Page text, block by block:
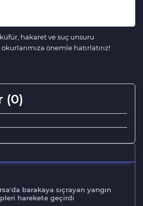
hakaret ve suç unsuru
önemle hatırlatırız!
(0)
barakaya sıçrayan yangın
harekete geçirdi